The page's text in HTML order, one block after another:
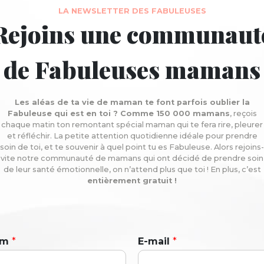
LA NEWSLETTER DES FABULEUSES
une
de Fabuleuses mamans
Les aléas de ta vie de maman te font parfois oublier la
Fabuleuse qui est en toi ? Comme 150 000 mamans, reçois
chaque matin ton remontant spécial maman qui te fera rire, pleurer
et réfléchir. La petite attention quotidienne idéale pour prendre
soin de toi, et te souvenir à quel point tu es Fabuleuse. Alors rejoins-
vite notre communauté de mamans qui ont décidé de prendre soin
de leur santé émotionnelle, on n’attend plus que toi ! En plus, c’est
entièrement gratuit !
* E-mail *